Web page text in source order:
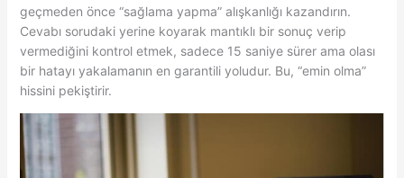
geçmeden önce “sağlama yapma” alışkanlığı kazandırın.
Cevabı sorudaki yerine koyarak mantıklı bir sonuç verip
vermediğini kontrol etmek, sadece 15 saniye sürer ama olası
bir hatayı yakalamanın en garantili yoludur. Bu, “emin olma”
hissini pekiştirir.